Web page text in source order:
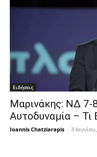
Ειδήσεις
Μαρινάκης: ΝΔ
Αυτοδυναμία –
Ioannis Chatziarapis - 3